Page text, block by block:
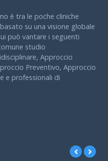
è tra le poche cliniche
su una visione globale
può vantare i seguenti
studio
Approccio
Preventivo, Approccio
e professionali di